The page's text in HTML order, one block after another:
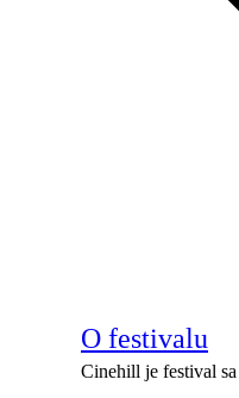
O festivalu
Cinehill je festival